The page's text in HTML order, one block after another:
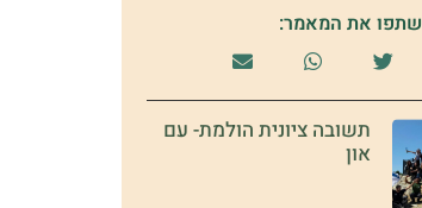
שתפו את המאמר:
תשובה ציונית הולמת- עם
און